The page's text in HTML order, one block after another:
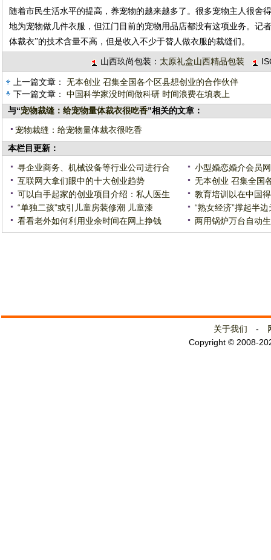
随着市民生活水平的提高，养宠物的越来越多了。很多宠物主人很
地为宠物做几件衣服，但江门目前的宠物用品店都没有这项业务。记
体裁衣”的技术含量不高，但是收入不少于替人做衣服的裁缝们。
山西玖尚包装： 太原礼盒山西精品包装
上一篇文章： 无本创业 召集全国各个区县想创业的合作伙伴
下一篇文章： 中国科学家没时间做科研 时间浪费在填表上
与“宠物裁缝：给宠物量体裁衣很吃香”相关的文章：
宠物裁缝：给宠物量体裁衣很吃香
本栏目更新：
寻企业商务、机械设备等行业公司进行合
小型婚恋婚介会员
互联网大拿们眼中的十大创业趋势
无本创业 召集全国
可以白手起家的创业项目介绍：私人医生
教育培训以在中国
“单独二孩”或引儿童房装修潮 儿童漆
“熟女经济”撑起半
看看老外如何利用业余时间在网上挣钱
两用锅炉万台自动
关于我们 -
Copyright © 2008-